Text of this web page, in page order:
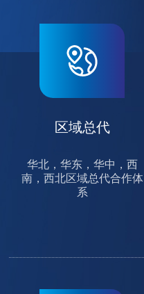
区域总代
华北，华东，华中，西
南，西北区域总代合作体
系